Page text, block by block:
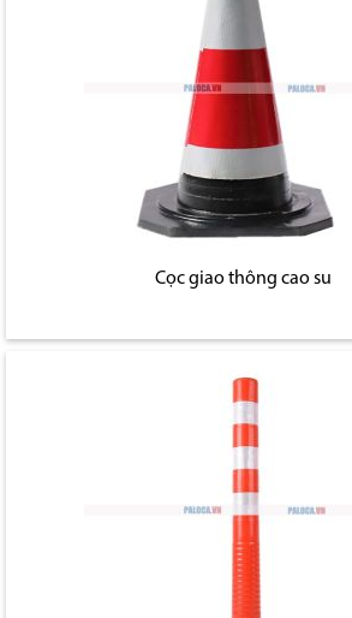
Cọc giao thông cao su